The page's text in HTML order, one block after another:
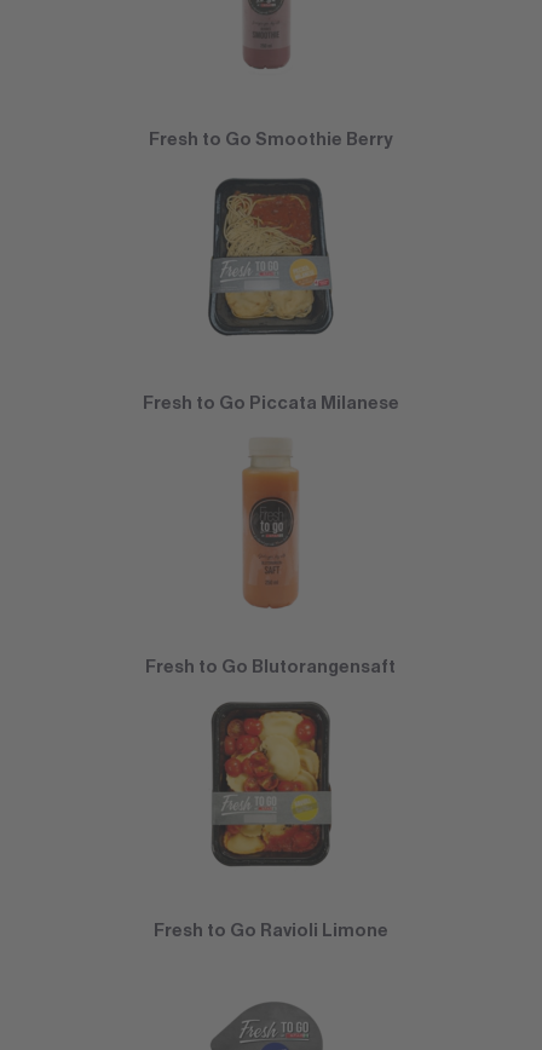
Fresh to Go Smoothie Berry
Fresh to Go Piccata Milanese
Fresh to Go Blutorangensaft
Fresh to Go Ravioli Limone